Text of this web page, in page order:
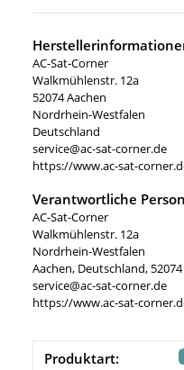
AC-Sat-Corner
Walkmühlenstr. 12a
52074 Aachen
Nordrhein-Westfalen
Deutschland
service@ac-sat-corner.de
https://www.ac-sat-
Verantwortliche
AC-Sat-Corner
Walkmühlenstr. 12a
Nordrhein-Westfalen
Aachen, Deutschland, 52074
service@ac-sat-corner.de
https://www.ac-sat-
Produktart: